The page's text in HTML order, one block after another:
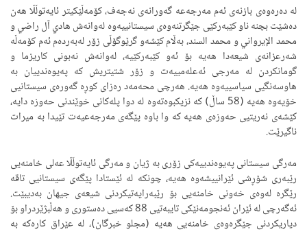
لە دەرەوەی بازنەی ئەم مەرجەعە گەورانەی نەجەف، كۆمەڵێكیتر ئایەتوڵڵا هەن
دەشێت بچنە ناو كێبەركێی جێگرتنەوەی سیستانییەوە لەوانەش هادي آل راضي و
محمد الإيرواني و محمد السند، بەڵام كێشەو گرێوگۆڵی زۆر لەبەردەم ئەم كۆمەڵە
شەرعزانەی شیعەدا هەیە بۆ ئەو كێبەركێیە، لەوانەش نەبونی كاریزما و
گومانكردن لە مەرجی ئەعلەمییەت و زۆر شتیتریش كە پەیوەندییان بە
هاوسەنگیی سیاسییەوە هەیە. هەرچی محەمەد رەزای كوڕە گەورەی سیستانیی
خۆیەوە هەیە (58 ساڵ) كە نزیكبوەتەوە لە دوا پلەكانی خوێندنی حەوزە دایە،
كێشەی نەریتیی حەوزەی هەیە كە وا باوە پێگەی مەرجەعیەت تێیدا بە میرات
ناگیرێت.
مەرگی سیستانی پەیوەندییەكی زۆری بە ژیان و مەرگی ئایەتوڵڵا عەلی خامنەیی
رێبەری شۆڕشی ئێرانییشەوە هەیە، چونكە لە ئێستادا پێگەی سیستانیی تاقە
رێگرە لەوەی خەونی خامنەیی بۆ رێبەرایەتیكردنی شیعەی جیهان بەدیبێت.
ئەگەرچی لە ئێران ئەنجومەنێكی تایبەتیی 88 كەسیی دەستوری و هەڵبژێردراو بۆ
دیاریكردنی جێگرەوەی خامنەیی هەیە (مجلو خبرگان)، لە عێراق كارەكە بە